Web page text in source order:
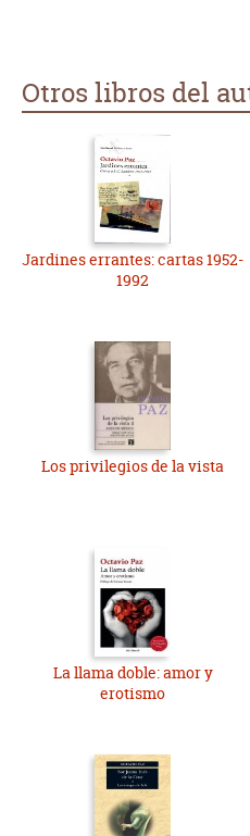
compleja Octavio Paz le
de Claude Lévi-Strauss,
antropología.
Otros libros del
Jardines errantes: cartas 1952-
1992
Los privilegios de la vista
La llama doble: amor y
erotismo